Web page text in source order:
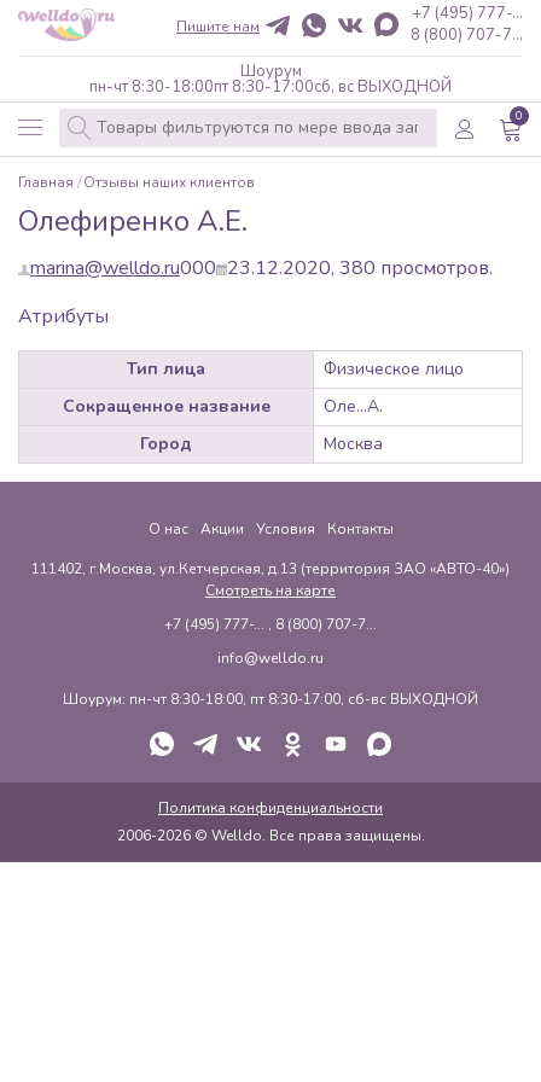
Шоурум
пн-чт 8:30-18:00пт 8:30-17:00сб, вс ВЫХОДНОЙ
+7 (495) 777-...
8 (800) 707-7...
Пишите нам
0
Главная Отзывы наших клиентов
Олефиренко А.Е.
marina@welldo.ru000 23.12.2020, 380 просмотров.
Атрибуты
Тип лица
Физическое лицо
Сокращенное название
Оле...А.
Город
Москва
О нас Акции Условия Контакты
111402, г.Москва, ул.Кетчерская, д.13 (территория ЗАО «АВТО-40»)
Смотреть на карте
+7 (495) 777-... , 8 (800) 707-7...
info@welldo.ru
Шоурум: пн-чт 8:30-18:00, пт 8:30-17:00, сб-вс ВЫХОДНОЙ
2006-2026 © Welldo. Все права защищены.
Политика конфиденциальности